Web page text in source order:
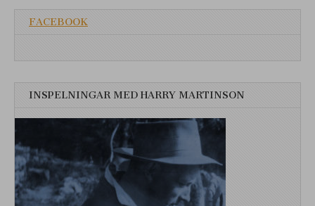
FACEBOOK
INSPELNINGAR MED HARRY MARTINSON